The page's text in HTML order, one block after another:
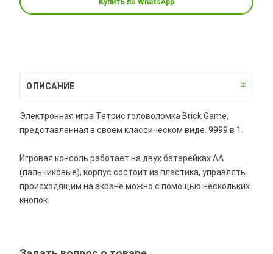
Купить по WhatsApp
ОПИСАНИЕ
Электронная игра Тетрис головоломка Brick Game,
представленная в своем классическом виде. 9999 в 1.
Игровая консоль работает на двух батарейках АА
(пальчиковые), корпус состоит из пластика, управлять
происходящим на экране можно с помощью нескольких
кнопок.